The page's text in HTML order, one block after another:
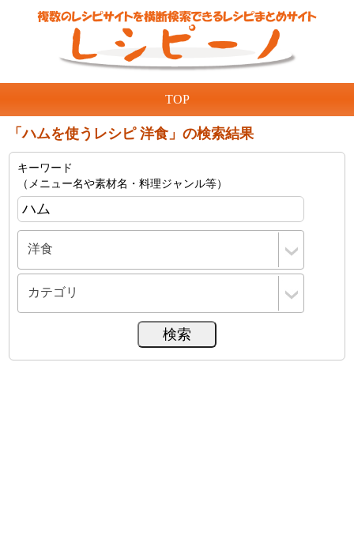
TOP
「ハムを使うレシピ 洋食」の検索結果
キーワード
（メニュー名や素材名・料理ジャンル等）